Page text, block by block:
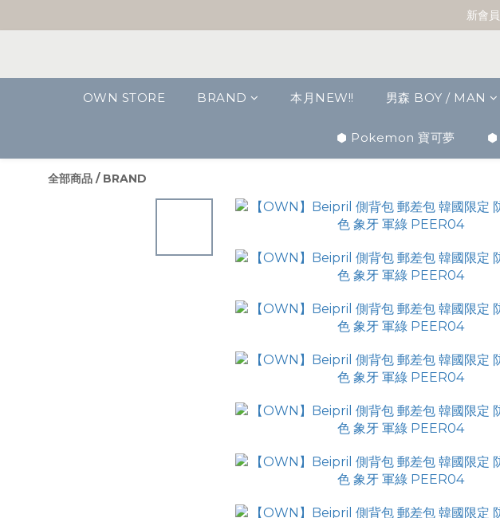
單筆
新會
單筆
OWN STORE BRAND 本月NEW!! 男森 BOY / MAN
⬢ Pokemon 寶可夢 ⬢
全部商品 / BRAND